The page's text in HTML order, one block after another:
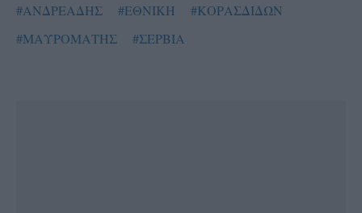
#ΑΝΔΡΕΑΔΗΣ
#ΕΘΝΙΚΗ
#ΚΟΡΑΣΔΙΔΩΝ
#ΜΑΥΡΟΜΑΤΗΣ
#ΣΕΡΒΙΑ